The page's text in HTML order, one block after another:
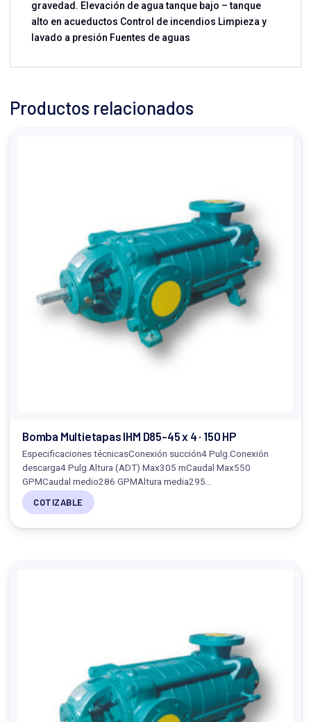
gravedad. Elevación de agua tanque bajo – tanque
alto en acueductos Control de incendios Limpieza y
lavado a presión Fuentes de aguas
Productos relacionados
Bomba Multietapas IHM D85-45 x 4 · 150 HP
Especificaciones técnicasConexión succión4 Pulg.Conexión
descarga4 Pulg.Altura (ADT) Max305 mCaudal Max550
GPMCaudal medio286 GPMAltura media295…
COTIZABLE